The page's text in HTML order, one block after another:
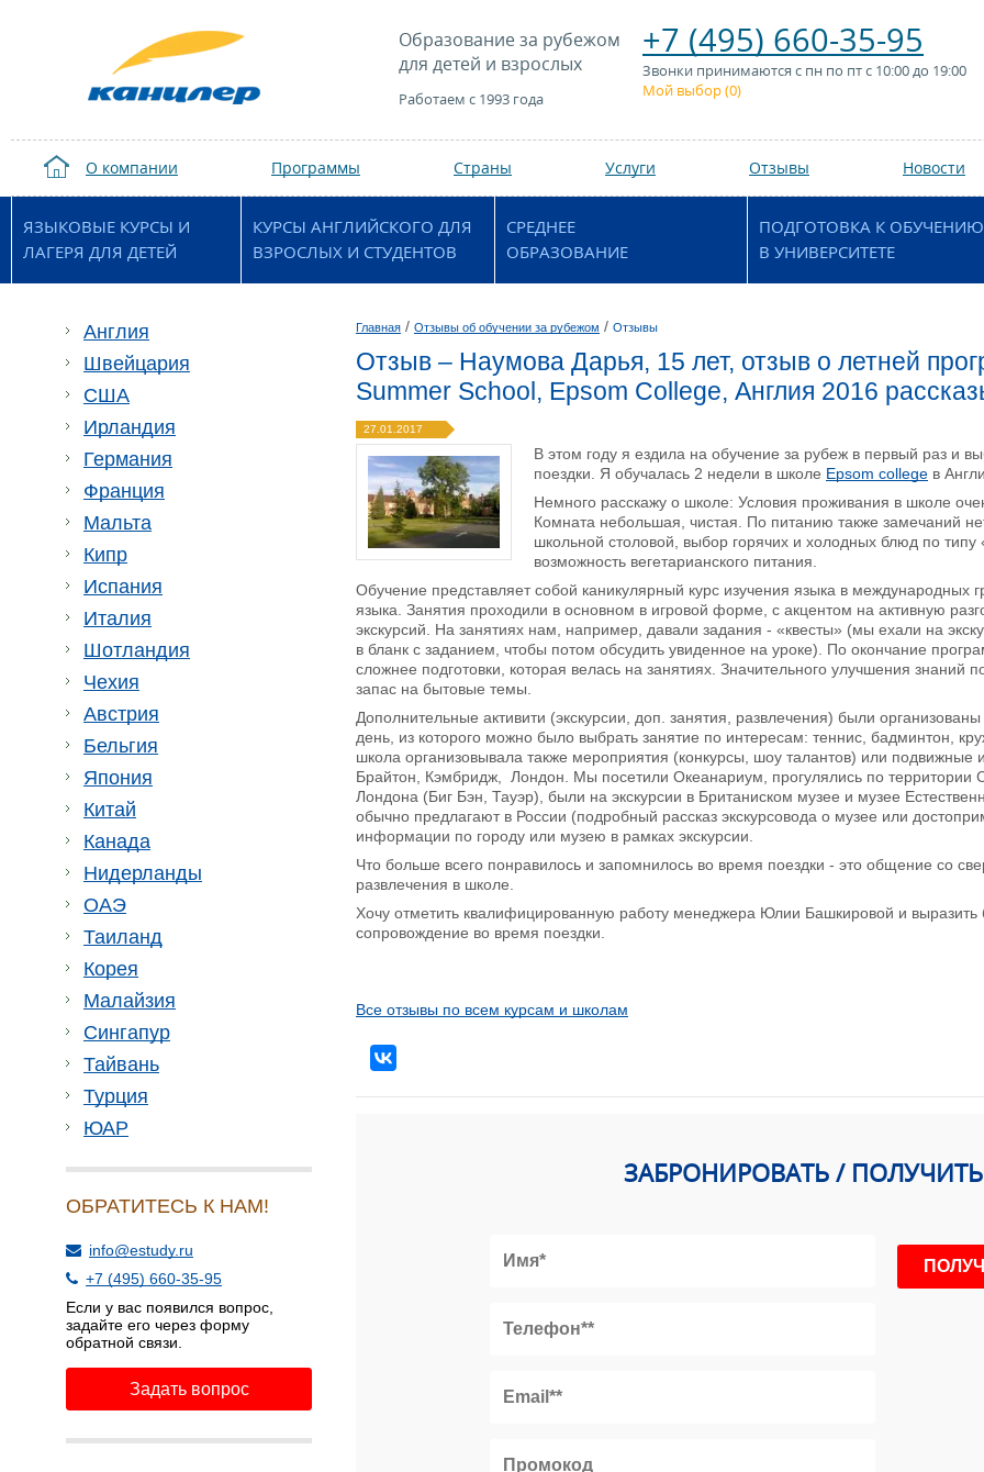
Образование за рубежом
для детей и взрослых
Работаем с 1993 года
+7 (495) 660-35-95
Звонки принимаются с пн по пт с 10:00 до 19:00
Мой выбор (0)
О компании Программы Страны Услуги Отзывы Новости
ЯЗЫКОВЫЕ КУРСЫ И
ЛАГЕРЯ ДЛЯ ДЕТЕЙ
КУРСЫ АНГЛИЙСКОГО ДЛЯ
ВЗРОСЛЫХ И СТУДЕНТОВ
СРЕДНЕЕ
ОБРАЗОВАНИЕ
ПОДГОТОВКА К ОБУЧЕНИЮ
В УНИВЕРСИТЕТЕ
Англия
Швейцария
США
Ирландия
Германия
Франция
Мальта
Кипр
Испания
Италия
Шотландия
Чехия
Австрия
Бельгия
Япония
Китай
Канада
Нидерланды
ОАЭ
Таиланд
Корея
Малайзия
Сингапур
Тайвань
Турция
ЮАР
ОБРАТИТЕСЬ К НАМ!
info@estudy.ru
+7 (495) 660-35-95
Если у вас появился вопрос,
задайте его через форму
обратной связи.
Задать вопрос
Главная / Отзывы об обучении за рубежом / Отзывы
Отзыв – Наумова Дарья, 15 лет, отзыв о летней
Summer School, Epsom College, Англия 2016
27.01.2017
В этом году я ездила на обучение за рубеж в первый раз и
поездки. Я обучалась 2 недели в школе Epsom college в
Немного расскажу о школе: Условия проживания в школе
Комната небольшая, чистая. По питанию также замечаний
школьной столовой, выбор горячих и холодных блюд по
возможность вегетарианского питания.
Обучение представляет собой каникулярный курс изучения языка в международных
языка. Занятия проходили в основном в игровой форме, с акцентом на активную
экскурсий. На занятиях нам, например, давали задания - «квесты» (мы ехали на
в бланк с заданием, чтобы потом обсудить увиденное на уроке). По окончание
сложнее подготовки, которая велась на занятиях. Значительного улучшения
запас на бытовые темы.
Дополнительные активити (экскурсии, доп. занятия, развлечения) были
день, из которого можно было выбрать занятие по интересам: теннис, бадминтон,
школа организовывала также мероприятия (конкурсы, шоу талантов) или подвижные
Брайтон, Кэмбридж, Лондон. Мы посетили Океанариум, прогулялись по территории
Лондона (Биг Бэн, Тауэр), были на экскурсии в Британиском музее и музее
обычно предлагают в России (подробный рассказ экскурсовода о музее или
информации по городу или музею в рамках экскурсии.
Что больше всего понравилось и запомнилось во время поездки - это общение со
развлечения в школе.
Хочу отметить квалифицированную работу менеджера Юлии Башкировой и выразить
сопровождение во время поездки.
Все отзывы по всем курсам и школам
ЗАБРОНИРОВАТЬ /